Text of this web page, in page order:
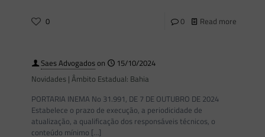
0 0 Read more
Saes Advogadoson
15/10/2024
Novidades | Âmbito Estadual: Bahia
PORTARIA INEMA No 31.991, DE 7 DE OUTUBRO DE 2024
Estabelece o prazo de execução, a periodicidade de
atualização, a qualificação dos responsáveis técnicos, o
conteúdo mínimo […]